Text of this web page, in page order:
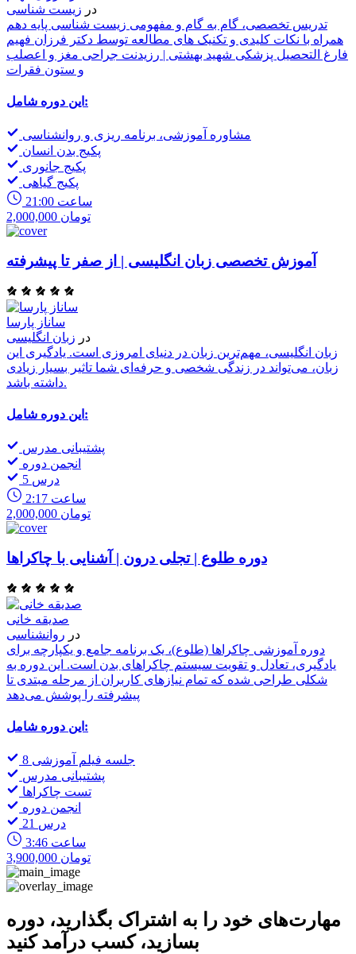
در زیست شناسی
تدریس تخصصی، گام به گام و مفهومی زیست شناسی پایه دهم
همراه با نکات کلیدی و تکنیک های مطالعه توسط دکتر فرزان فهیم
فارغ التحصیل پزشکی شهید بهشتی | رزیدنت جراحی مغز و اعصلب
و ستون فقرات
این دوره شامل:
مشاوره آموزشی، برنامه ریزی و روانشناسی
پکیج بدن انسان
پکیج جانوری
پکیج گیاهی
21:00 ساعت
2,000,000 تومان
آموزش تخصصی زبان انگلیسی | از صفر تا پیشرفته
ساناز پارسا
در زبان انگلیسی
زبان انگلیسی، مهم‌ترین زبان در دنیای امروزی است. یادگیری این
زبان، می‌تواند در زندگی شخصی و حرفه‌ای شما تاثیر بسیار زیادی
داشته باشد.
این دوره شامل:
پشتیبانی مدرس
انجمن دوره
5 درس
2:17 ساعت
2,000,000 تومان
دوره طلوع | تجلی درون | آشنایی با چاکراها
صدیقه خانی
در روانشناسی
دوره آموزشی چاکراها (طلوع)، یک برنامه جامع و یکپارچه برای
یادگیری، تعادل و تقویت سیستم چاکراهای بدن است. این دوره به
شکلی طراحی شده که تمام نیازهای کاربران از مرحله مبتدی تا
پیشرفته را پوشش می‌دهد
این دوره شامل:
8 جلسه فیلم آموزشی
پشتیبانی مدرس
تست چاکراها
انجمن دوره
21 درس
3:46 ساعت
3,900,000 تومان
مهارت‌های خود را به اشتراک بگذارید، دوره
بسازید، کسب درآمد کنید